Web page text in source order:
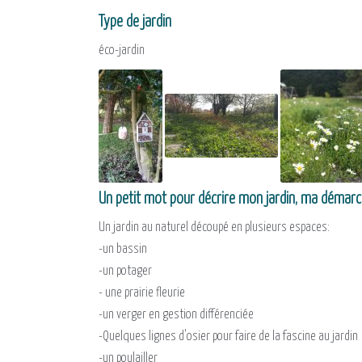
Type de jardin
éco-jardin
Un petit mot pour décrire mon jardin, ma
Un jardin au naturel découpé en plusieurs espaces:
-un bassin
-un potager
- une prairie fleurie
-un verger en gestion différenciée
-Quelques lignes d'osier pour faire de la fascine au jardin
-un poulailler